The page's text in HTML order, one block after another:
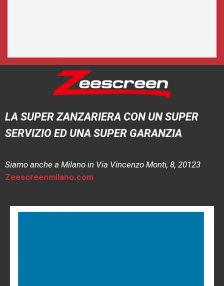
LA SUPER ZANZARIERA CON UN SUPER
SERVIZIO ED UNA SUPER GARANZIA
Siamo anche a Milano in Via Vincenzo Monti, 8, 20123
Zeescreenmilano.com